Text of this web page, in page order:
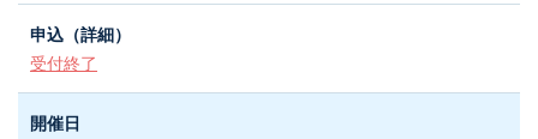
受付終了